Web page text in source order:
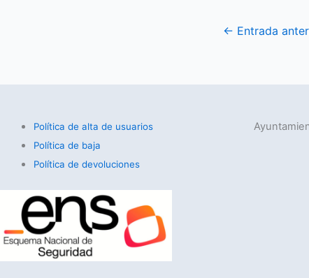
← Entrada
Política de alta de usuarios
Política de baja
Política de devoluciones